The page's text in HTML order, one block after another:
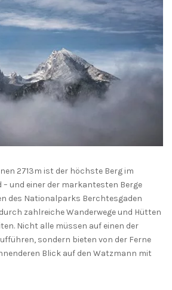
2713m ist der höchste Berg im
– und einer der markantesten Berge
des Nationalparks Berchtesgaden
zahlreiche Wanderwege und Hütten
Nicht alle müssen auf einen der
sondern bieten von der Ferne
Blick auf den Watzmann mit